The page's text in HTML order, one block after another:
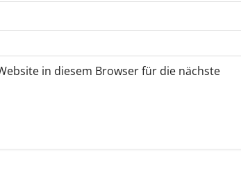
in diesem Browser für die nächste